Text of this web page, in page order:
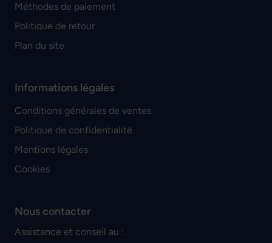
Méthodes de paiement
Politique de retour
Plan du site
Informations légales
Conditions générales de ventes
Politique de confidentialité
Mentions légales
Cookies
Nous contacter
Assistance et conseil au :